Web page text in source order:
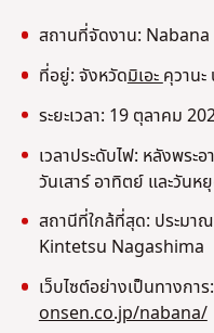
สถานที่จัดงาน:
ที่อยู่: จังหวัดมิเอะคุวานะ
ระยะเวลา: 19 ตุลาคม
เวลาประดับไฟ: หลังพร
วันเสาร์ อาทิตย์ และวัน
สถานีที่ใกล้ที่สุด: ประมา
Kintetsu Nagashima
เว็บไซต์อย่างเป็นทางกา
onsen.co.jp/nabana/